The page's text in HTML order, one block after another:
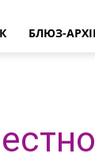
БЛЮЗ-